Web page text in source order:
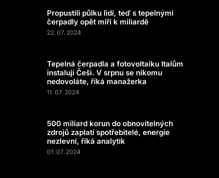
Propustili půlku lidí, teď s tepelnými
čerpadly opět míří k miliardě
22. 07. 2024
Tepelná čerpadla a fotovoltaiku Italům
instalují Češi. V srpnu se nikomu
nedovoláte, říká manažerka
11. 07. 2024
500 miliard korun do obnovitelných
zdrojů zaplatí spotřebitelé, energie
nezlevní, říká analytik
01. 07. 2024